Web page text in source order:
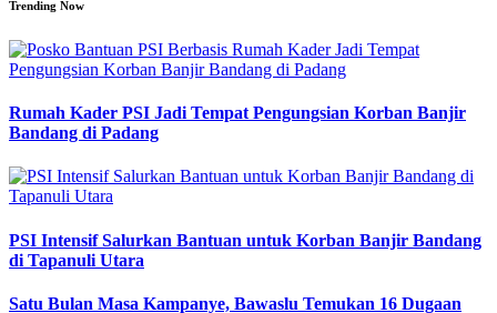
Trending Now
Rumah Kader PSI Jadi Tempat Pengungsian Korban Banjir
Bandang di Padang
PSI Intensif Salurkan Bantuan untuk Korban Banjir Bandang
di Tapanuli Utara
Satu Bulan Masa Kampanye, Bawaslu Temukan 16 Dugaan